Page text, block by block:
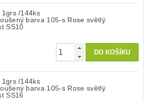
/144ks
barva 105-s Rose světlý
SS10
/144ks
barva 105-s Rose světlý
SS16